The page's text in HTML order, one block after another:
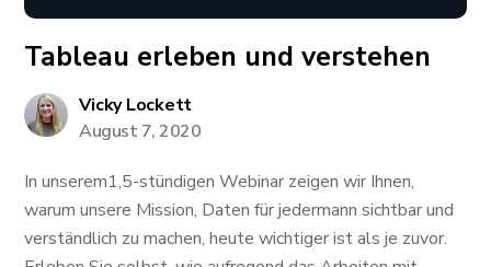
Tableau erleben und verstehen
Vicky Lockett
August 7, 2020
In unserem1,5-stündigen Webinar zeigen wir Ihnen,
warum unsere Mission, Daten für jedermann sichtbar und
verständlich zu machen, heute wichtiger ist als je zuvor.